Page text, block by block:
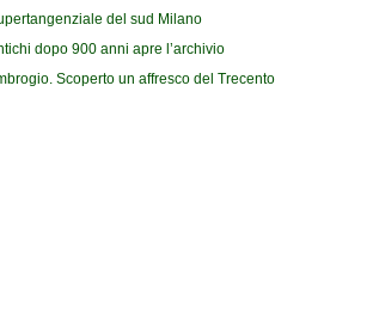
del sud Milano
dopo 900 anni apre l’archivio
Scoperto un affresco del Trecento